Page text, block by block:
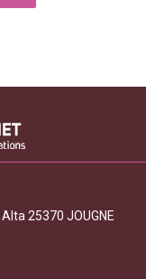
25370 JOUGNE